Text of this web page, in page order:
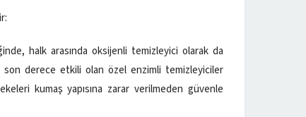
halk arasında oksijenli temizleyici olarak da
derece etkili olan özel enzimli temizleyiciler
kumaş yapısına zarar verilmeden güvenle